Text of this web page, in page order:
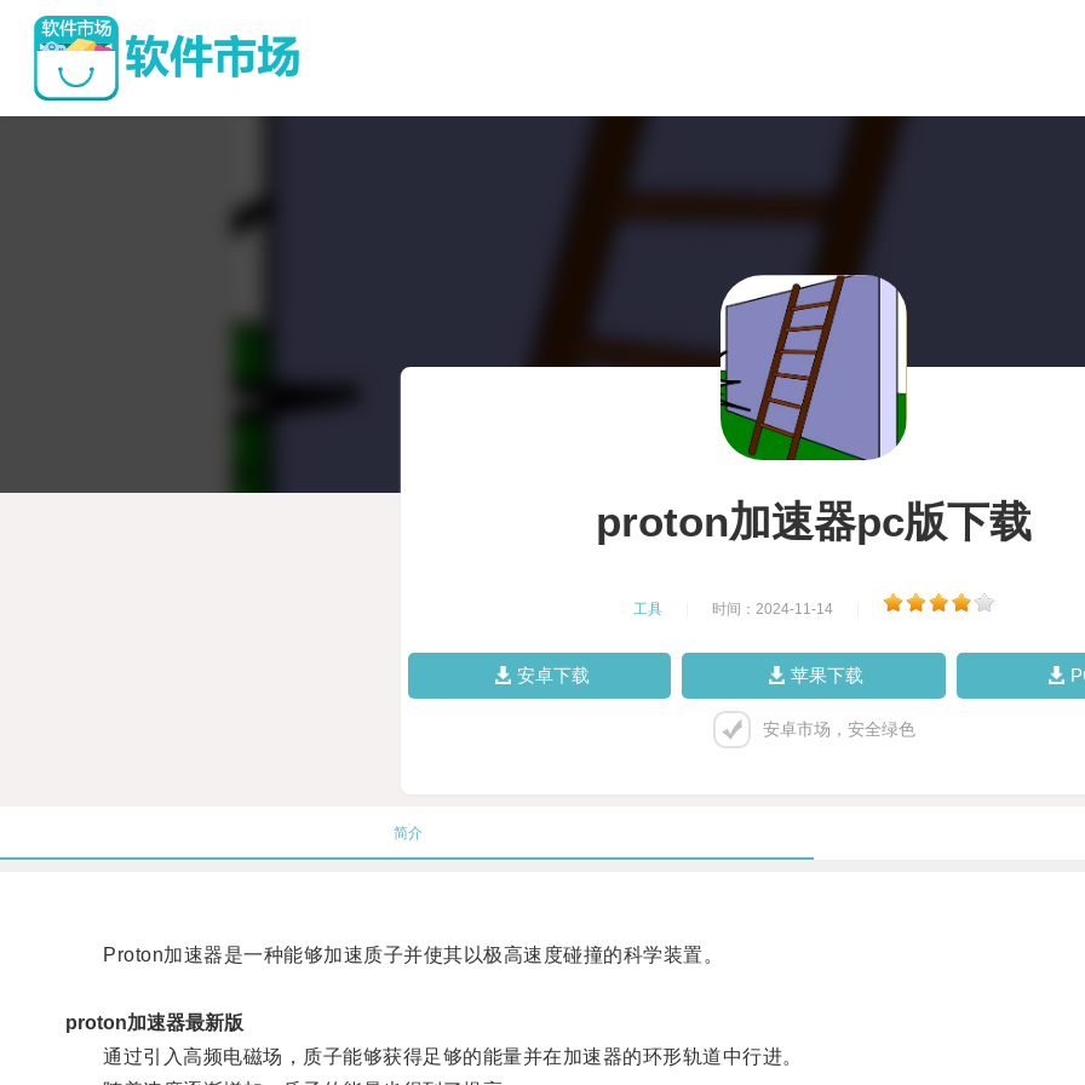
proton加速器pc版下载
工具 时间：2024-11-14
安卓下载 苹果下载
安卓市场，安全绿色
简介
Proton加速器是一种能够加速质子并使其以极高速度碰撞的科学装置。
proton加速器最新版
通过引入高频电磁场，质子能够获得足够的能量并在加速器的环形轨道中行进。